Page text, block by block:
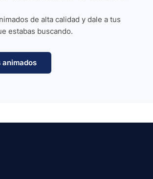
de alta calidad y dale a tus
estabas buscando.
animados